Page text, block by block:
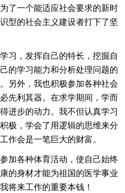
了一个能适应社会要求的新时
型的社会主义建设者打下了坚
习，发挥自己的特长，挖掘自
的学习能力和分析处理问题的
另外，我也积极参加各种社会
先利其器。在求学期间，学而
进步的动力。我不但认真学习
极，学会了用逻辑的思维来分
作会是一笔巨大的财富。
加各种体育活动，使自己始终
的身材才能为祖国的医学事业
将来工作的重要本钱！